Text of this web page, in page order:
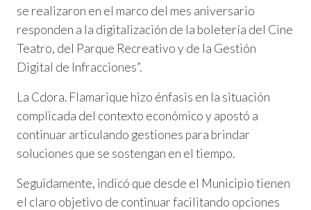
se realizaron en el marco del mes aniversario
responden a la digitalización de la boletería del Cine
Teatro, del Parque Recreativo y de la Gestión
Digital de Infracciones”.
La Cdora. Flamarique hizo énfasis en la situación
complicada del contexto económico y apostó a
continuar articulando gestiones para brindar
soluciones que se sostengan en el tiempo.
Seguidamente, indicó que desde el Municipio tienen
el claro objetivo de continuar facilitando opciones